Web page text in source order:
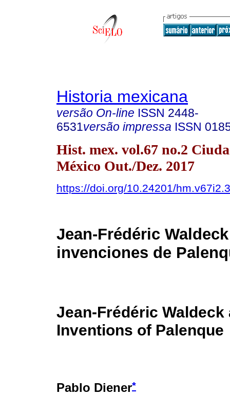
Historia mexicana
versão On-line ISSN 2448-
6531versão impressa ISSN
Hist. mex. vol.67 no.2
México Out./Dez. 2017
https://doi.org/10.24201/
Jean-Frédéric
invenciones de
Jean-Frédéric Waldeck
Inventions of Palenque
Pablo Diener*